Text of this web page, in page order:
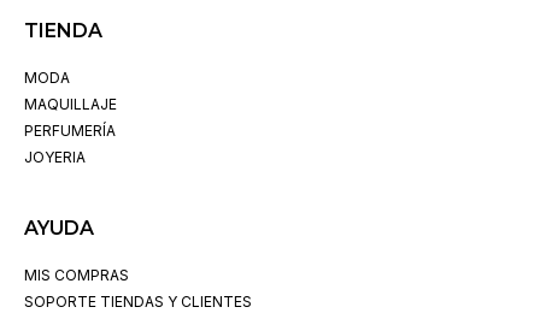
TIENDA
MODA
MAQUILLAJE
PERFUMERÍA
JOYERIA
AYUDA
MIS COMPRAS
SOPORTE TIENDAS Y CLIENTES